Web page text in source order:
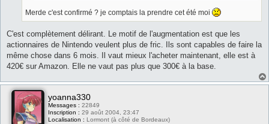
Merde c'est confirmé ? je comptais la prendre cet été moi
C'est complètement délirant. Le motif de l'augmentation est que les
actionnaires de Nintendo veulent plus de fric. Ils sont capables de faire la
même chose dans 6 mois. Il vaut mieux l'acheter maintenant, elle est à
420€ sur Amazon. Elle ne vaut pas plus que 300€ à la base.
yoanna330
Messages : 22849
Inscription : 29 août 2004, 23:47
Localisation : Lormont (à côté de Bordeaux)